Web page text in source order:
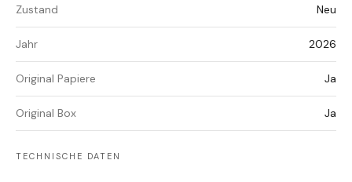
Zustand Neu
Jahr 2026
Original Papiere Ja
Original Box Ja
TECHNISCHE DATEN